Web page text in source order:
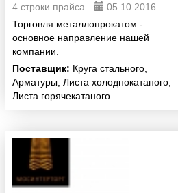
4 строки прайса
05.10.2016
Торговля металлопрокатом -
основное направление нашей
компании.
Поставщик: Круга стального,
Арматуры, Листа холоднокатаного,
Листа горячекатаного.